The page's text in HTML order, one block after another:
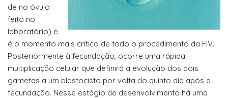
de no óvulo
feito no
laboratório) e
é o momento mais crítico de todo o procedimento da FIV.
Posteriormente à fecundação, ocorre uma rápida
multiplicação celular que definirá a evolução dos dois
gametas a um blastocisto por volta do quinto dia após a
fecundação. Nesse estágio de desenvolvimento há uma